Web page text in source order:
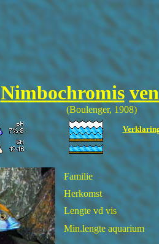
Nimbochromis
(Boulenger, 1908)
Familie
Herkomst
Lengte vd vis
Min.lengte aquarium